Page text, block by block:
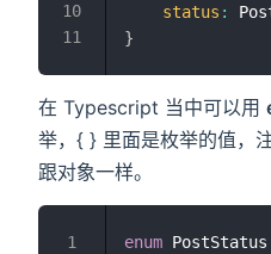
status :
}
在 Typescript 当中可以用
举，{ } 里面是枚举的值，
跟对象一样。
enum PostStatus